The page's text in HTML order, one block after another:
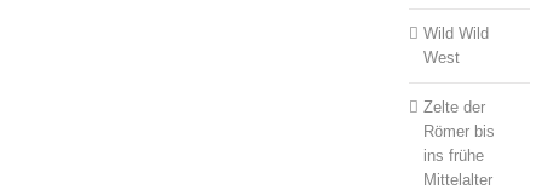
Wild Wild
West
Zelte der
Römer bis
ins frühe
Mittelalter